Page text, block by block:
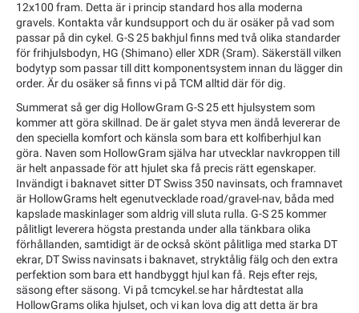
12x100 fram. Detta är i princip standard hos alla moderna
gravels. Kontakta vår kundsupport och du är osäker på vad som
passar på din cykel. G-S 25 bakhjul finns med två olika standarder
för frihjulsbodyn, HG (Shimano) eller XDR (Sram). Säkerställ vilken
bodytyp som passar till ditt komponentsystem innan du lägger din
order. Är du osäker så finns vi på TCM alltid där för dig.
Summerat så ger dig HollowGram G-S 25 ett hjulsystem som
kommer att göra skillnad. De är galet styva men ändå levererar de
den speciella komfort och känsla som bara ett kolfiberhjul kan
göra. Naven som HollowGram själva har utvecklar navkroppen till
är helt anpassade för att hjulet ska få precis rätt egenskaper.
Invändigt i baknavet sitter DT Swiss 350 navinsats, och framnavet
är HollowGrams helt egenutvecklade road/gravel-nav, båda med
kapslade maskinlager som aldrig vill sluta rulla. G-S 25 kommer
pålitligt leverera högsta prestanda under alla tänkbara olika
förhållanden, samtidigt är de också skönt pålitliga med starka DT
ekrar, DT Swiss navinsats i baknavet, stryktålig fälg och den extra
perfektion som bara ett handbyggt hjul kan få. Rejs efter rejs,
säsong efter säsong. Vi på tcmcykel.se har hårdtestat alla
HollowGrams olika hjulset, och vi kan lova dig att detta är bra